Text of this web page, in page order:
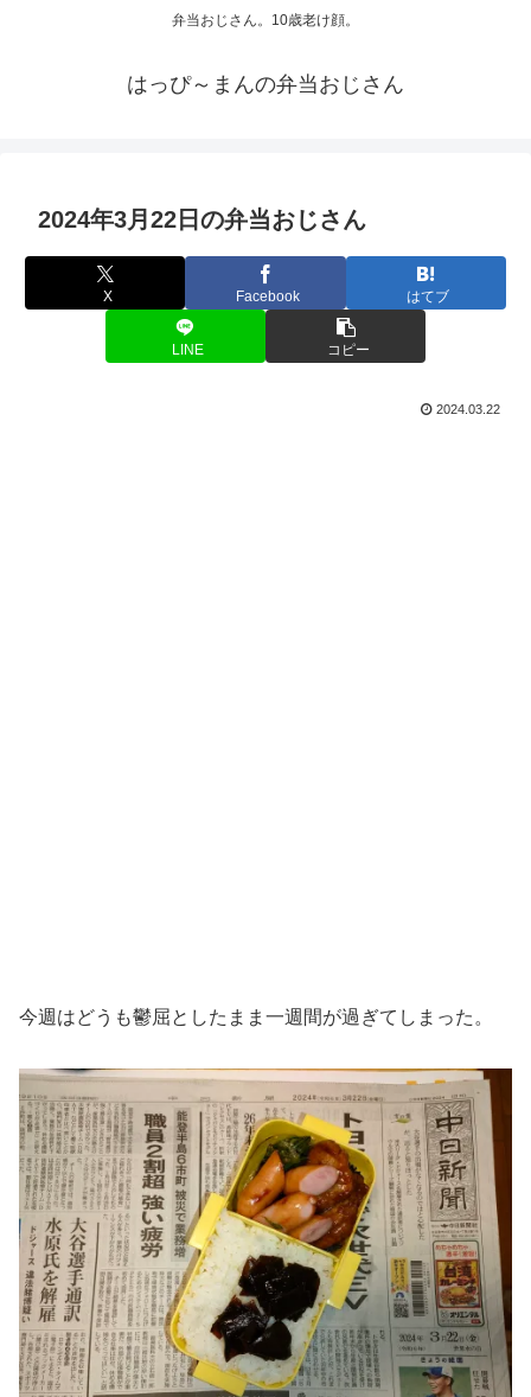
弁当おじさん。10歳老け顔。
はっぴ～まんの弁当おじさん
2024年3月22日の弁当おじさん
X Facebook はてブ
LINE コピー
2024.03.22
今週はどうも鬱屈としたまま一週間が過ぎてしまった。